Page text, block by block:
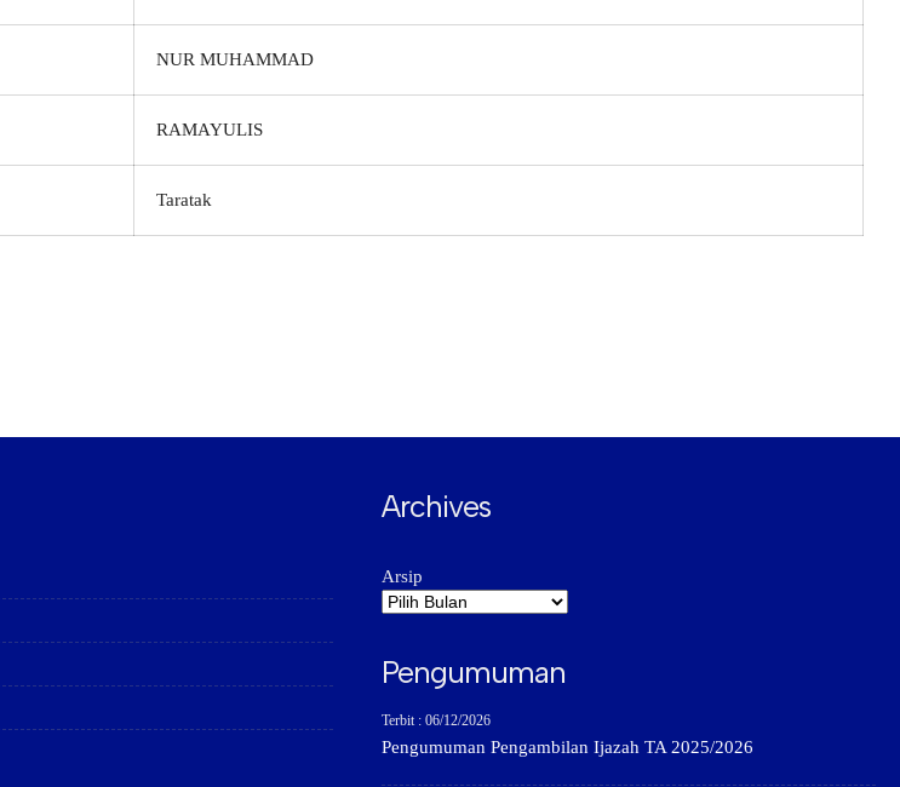
NUR MUHAMMAD
RAMAYULIS
Taratak
Archives
Arsip
Pengumuman
Terbit : 06/12/2026
Pengumuman Pengambilan Ijazah TA 2025/2026